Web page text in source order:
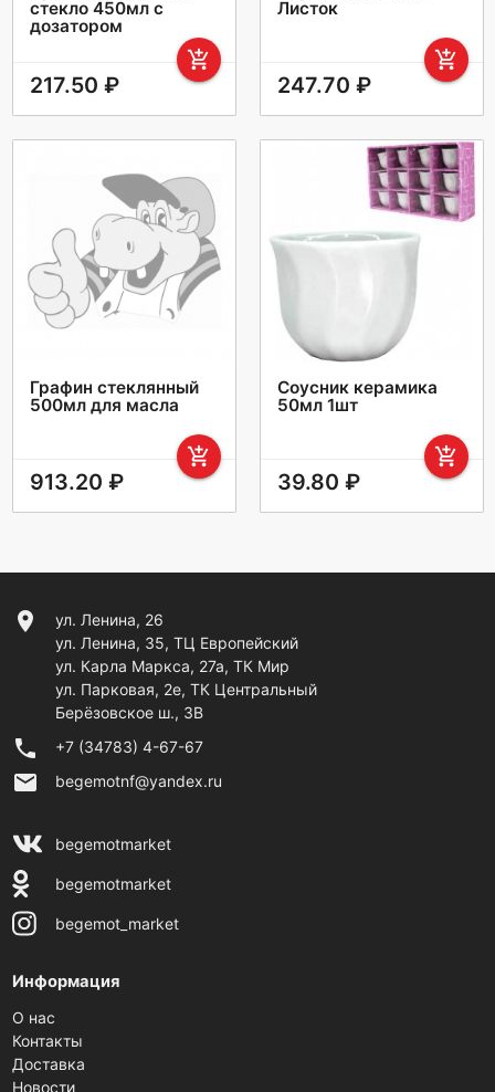
стекло 450мл с
дозатором
add_shopping_cart
217.50 ₽
Листок
add_shopping_cart
247.70 ₽
Графин стеклянный
500мл для масла
add_shopping_cart
913.20 ₽
Соусник керамика
50мл 1шт
add_shopping_cart
39.80 ₽
location_on
ул. Ленина, 26
ул. Ленина, 35, ТЦ Европейский
ул. Карла Маркса, 27а, ТК Мир
ул. Парковая, 2е, ТК Центральный
Берёзовское ш., 3В
phone +7 (34783) 4-67-67
email begemotnf@yandex.ru
begemotmarket
begemotmarket
begemot_market
Информация
О нас
Контакты
Доставка
Новости